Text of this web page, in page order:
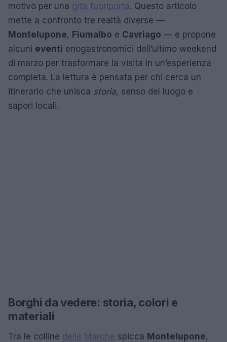
motivo per una gita fuoriporta. Questo articolo
mette a confronto tre realtà diverse —
Montelupone, Fiumalbo e Cavriago — e propone
alcuni eventi enogastronomici dell’ultimo weekend
di marzo per trasformare la visita in un’esperienza
completa. La lettura è pensata per chi cerca un
itinerario che unisca storia, senso del luogo e
sapori locali.
Borghi da vedere: storia, colori e
materiali
Tra le colline delle Marche spicca Montelupone,